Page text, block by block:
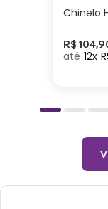
Não colocar
Choques ou
produto.
neutro.
Não utilizar
abrasivos.
Chinelo
R$ 104,
12